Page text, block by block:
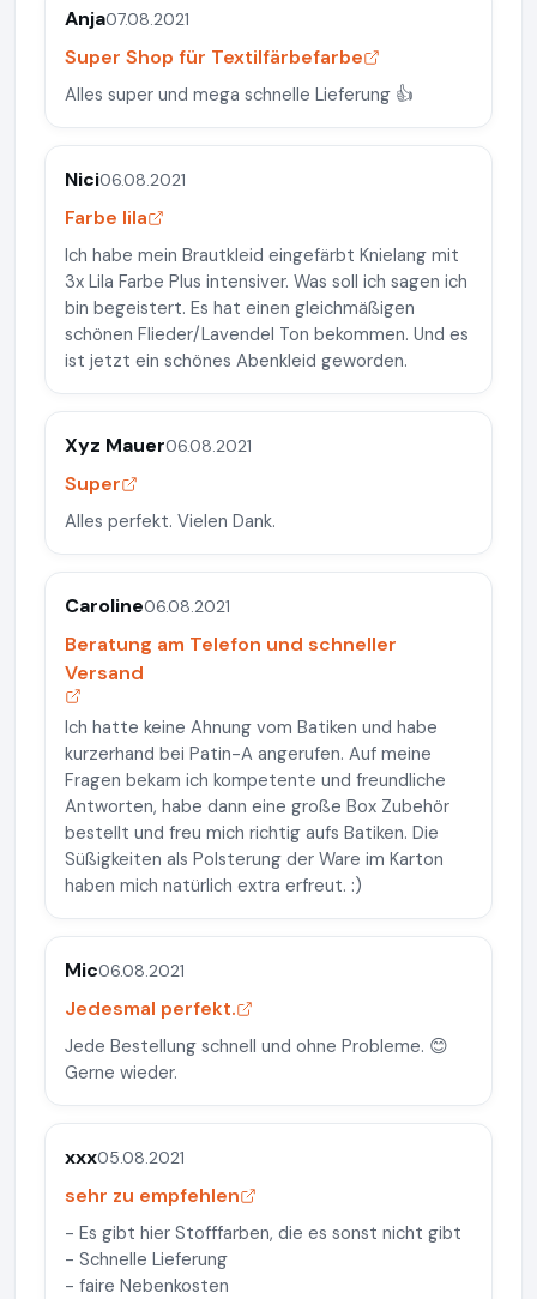
Anja07.08.2021
Super Shop für Textilfärbefarbe
Alles super und mega schnelle Lieferung 👍
Nici06.08.2021
Farbe lila
Ich habe mein Brautkleid eingefärbt Knielang mit
3x Lila Farbe Plus intensiver. Was soll ich sagen ich
bin begeistert. Es hat einen gleichmäßigen
schönen Flieder/Lavendel Ton bekommen. Und es
ist jetzt ein schönes Abenkleid geworden.
Xyz Mauer06.08.2021
Super
Alles perfekt. Vielen Dank.
Caroline06.08.2021
Beratung am Telefon und schneller
Versand
Ich hatte keine Ahnung vom Batiken und habe
kurzerhand bei Patin-A angerufen. Auf meine
Fragen bekam ich kompetente und freundliche
Antworten, habe dann eine große Box Zubehör
bestellt und freu mich richtig aufs Batiken. Die
Süßigkeiten als Polsterung der Ware im Karton
haben mich natürlich extra erfreut. :)
Mic06.08.2021
Jedesmal perfekt.
Jede Bestellung schnell und ohne Probleme. 😊
Gerne wieder.
xxx05.08.2021
sehr zu empfehlen
- Es gibt hier Stofffarben, die es sonst nicht gibt
- Schnelle Lieferung
- faire Nebenkosten